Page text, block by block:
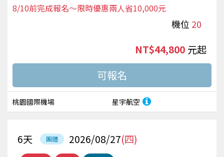
機位 20
8/10前完成報名～限時優惠兩人省10,000元
桃園國際機場 星宇航空
NT$44,800 起
團體 2026/08/27(四)
6天